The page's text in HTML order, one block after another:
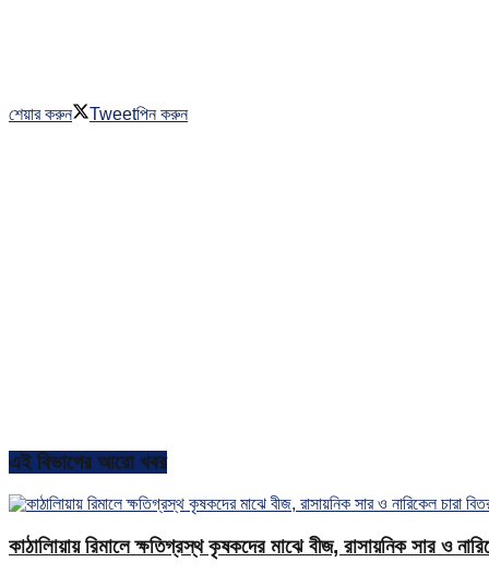
শেয়ার করুন Tweetপিন করুন
এই বিভাগের আরো খবর
কাঠালিায়ায় রিমালে ক্ষতিগ্রস্থ কৃষকদের মাঝে বীজ, রাসায়নিক সার ও